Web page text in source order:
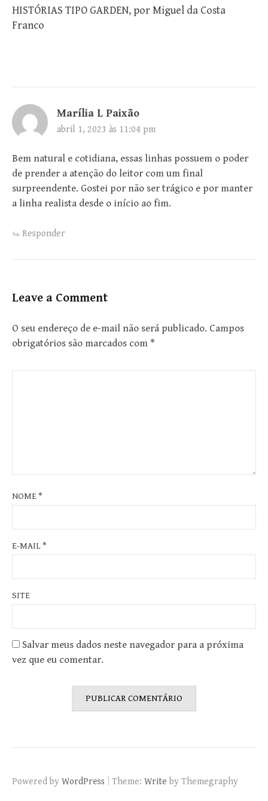
HISTÓRIAS TIPO GARDEN, por Miguel da Costa
Franco
Marília L Paixão
abril 1, 2023 às 11:04 pm
Bem natural e cotidiana, essas linhas possuem o poder
de prender a atenção do leitor com um final
surpreendente. Gostei por não ser trágico e por manter
a linha realista desde o início ao fim.
Responder
Leave a Comment
O seu endereço de e-mail não será publicado. Campos
obrigatórios são marcados com *
NOME*
E-MAIL*
SITE
Salvar meus dados neste navegador para a próxima
vez que eu comentar.
Powered by WordPress Theme: Write by Themegraphy